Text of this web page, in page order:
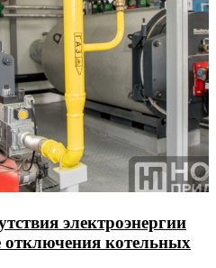
электроэнергии
котельных